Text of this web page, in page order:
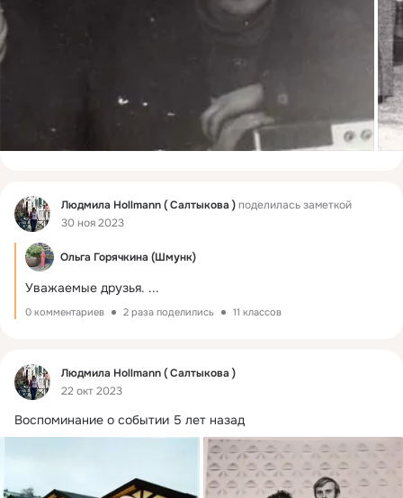
Фид Людмила Hollmann ( Салтыкова )поделилась заметкой
30 ноя 2023
Ольга Горячкина (Шмунк)
Уважаемые друзья. ...
0 комментариев 2 раза поделились 11 классов
Фид
Людмила Hollmann ( Салтыкова )
22 окт 2023
Воспоминание о событии 5 лет назад